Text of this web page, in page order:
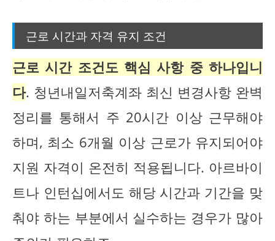
근로 시간과 자격 유지 조건
근로 시간 조건도 핵심 사항 중 하나입니
다. 청년내일저축계좌 최신 변경사항 완벽
정리를 통해서 주 20시간 이상 근무해야
하며, 최소 6개월 이상 근로가 유지되어야
지원 자격이 온전히 적용됩니다. 아르바이
트나 인턴십에서도 해당 시간과 기간을 맞
춰야 하는 부분에서 실수하는 경우가 많아